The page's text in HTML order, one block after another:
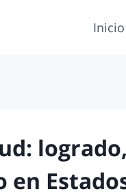
Inicio
en